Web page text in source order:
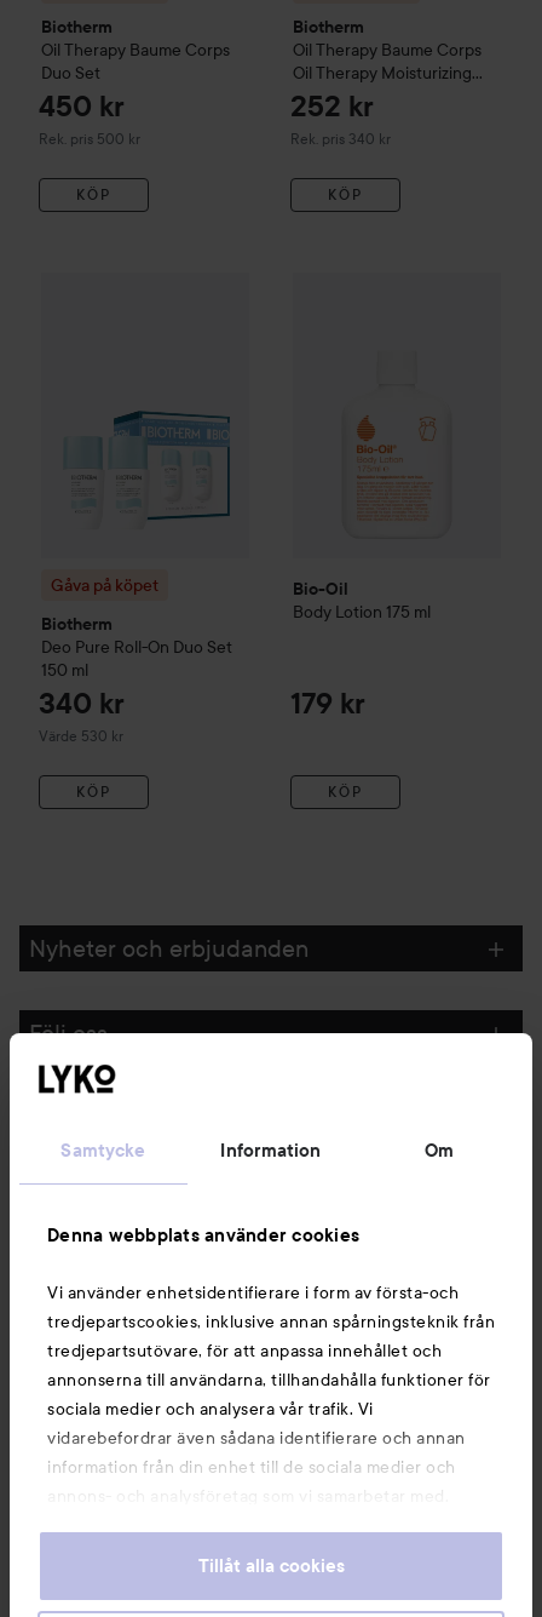
Samtycke Information Om
Denna webbplats använder cookies
Vi använder enhetsidentifierare i form av första-och
tredjepartscookies, inklusive annan spårningsteknik från
tredjepartsutövare, för att anpassa innehållet och
annonserna till användarna, tillhandahålla funktioner för
sociala medier och analysera vår trafik. Vi
vidarebefordrar även sådana identifierare och annan
information från din enhet till de sociala medier och
annons- och analysföretag som vi samarbetar med.
information som du har tillhandahållit eller som de har
våra cookies vid fortsatt användande av vår webbplats.
Tillåt alla cookies
Biotherm
Oil Therapy Baume Corps
Duo Set
450 kr
Rek. pris 500 kr
Rekommenderat pris 500 kr
KÖP
Biotherm
Oil Therapy Baume Corps
Oil Therapy Moisturizing
Body Lotion
252 kr
Rek. pris 340 kr
Rekommenderat pris 340 kr
KÖP
Gåva på köpet
Biotherm
Deo Pure Roll-On Duo Set
150 ml
340 kr
Värde 530 kr
KÖP
Bio-Oil
Body Lotion 175 ml
179 kr
KÖP
Nyheter och erbjudanden
Följ oss
Du kanske också gillar